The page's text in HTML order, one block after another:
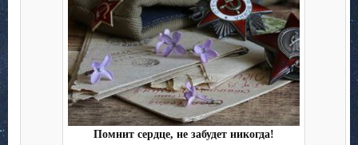
Помнит сердце, не забудет никогда!